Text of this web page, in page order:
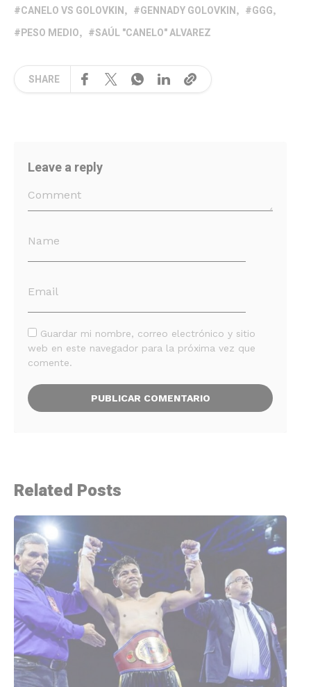
CANELO VS GOLOVKIN GENNADY GOLOVKIN
GGG
PESO MEDIO
SAÚL "CANELO" ALVAREZ
SHARE
Leave a reply
Guardar mi nombre, correo electrónico y sitio
web en este navegador para la próxima vez que
comente.
Related Posts